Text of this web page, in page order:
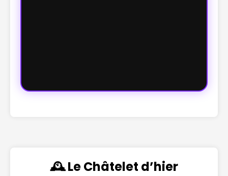
🕰️ Le Châtelet d’hier